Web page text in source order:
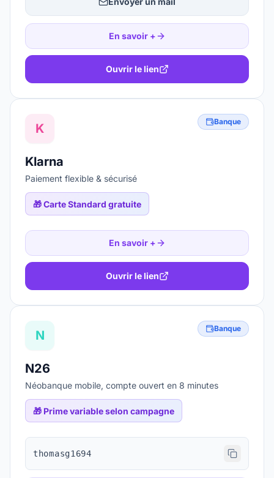
En savoir +
Ouvrir le lien
K Banque
Klarna
Paiement flexible & sécurisé
🎁Carte Standard gratuite
En savoir +
Ouvrir le lien
N Banque
N26
Néobanque mobile, compte ouvert en 8 minutes
🎁 Prime variable selon campagne
thomasg1694